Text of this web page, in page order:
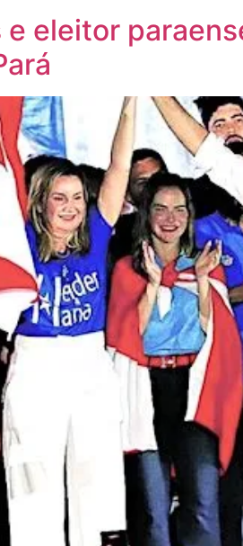
eleitor